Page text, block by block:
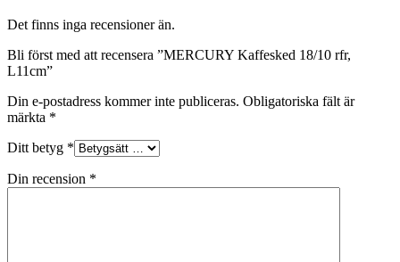
Det finns inga recensioner än.
Bli först med att recensera ”MERCURY Kaffesked 18/10 rfr,
L11cm”
Din e-postadress kommer inte publiceras. Obligatoriska fält är
märkta *
Ditt betyg *
Din recension *